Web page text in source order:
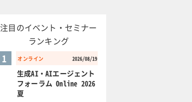
注目のイベント・セミナー
ランキング
オンライン 2026/08/19
1
生成AI・AIエージェント
フォーラム Online 2026
夏